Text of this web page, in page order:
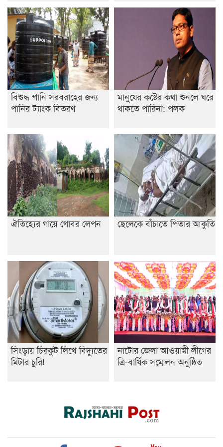
ডাকসুতে শিবিরের নিরঙ্কুশ জয়
রাজশাহীতে ট্রাকচাপায় ভ্যানচালক নিহত
শেষ সময়ে ভোট কারচুরি অভিযোগ আবিদের
বিশুদ্ধ পানি সরবরাহের জন্য
পানির ট্যাংক বিতরণ
মানুষের কষ্টের কথা শুনলে ঘরে
থাকতে পারিনা: পলক
ঐতিহ্যের গায়ে গোবর লেপন ছেলেকে বাঁচাতে পিতার আকুতি
সিংড়ায় চিরকুট লিখে বিদ্যুতের
মিটার চুরি!
নাটোর জেলা আওয়ামী লীগের
ত্রি-বার্ষিক সম্মেলন অনুষ্ঠিত